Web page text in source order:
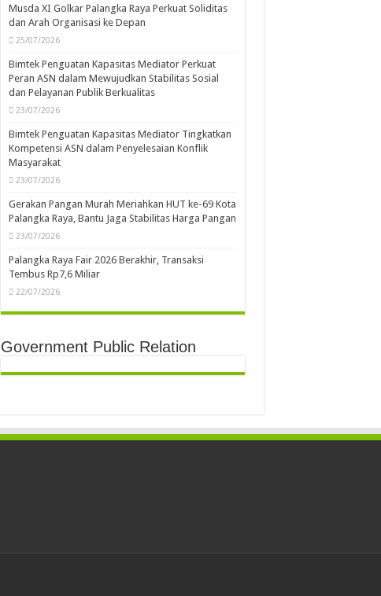
Musda XI Golkar Palangka Raya Perkuat Soliditas
dan Arah Organisasi ke Depan
25/07/2026
Bimtek Penguatan Kapasitas Mediator Perkuat
Peran ASN dalam Mewujudkan Stabilitas Sosial
dan Pelayanan Publik Berkualitas
23/07/2026
Bimtek Penguatan Kapasitas Mediator Tingkatkan
Kompetensi ASN dalam Penyelesaian Konflik
Masyarakat
23/07/2026
Gerakan Pangan Murah Meriahkan HUT ke-69 Kota
Palangka Raya, Bantu Jaga Stabilitas Harga Pangan
23/07/2026
Palangka Raya Fair 2026 Berakhir, Transaksi
Tembus Rp7,6 Miliar
22/07/2026
Government Public Relation